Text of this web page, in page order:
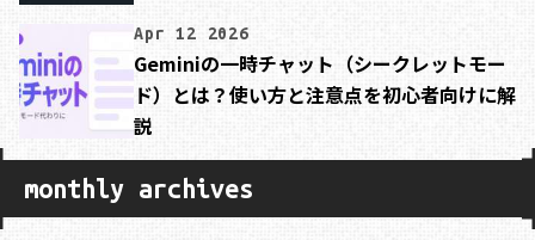
Apr 12 2026
Geminiの一時チャット（シークレットモー
ド）とは？使い方と注意点を初心者向けに解
説
monthly archives